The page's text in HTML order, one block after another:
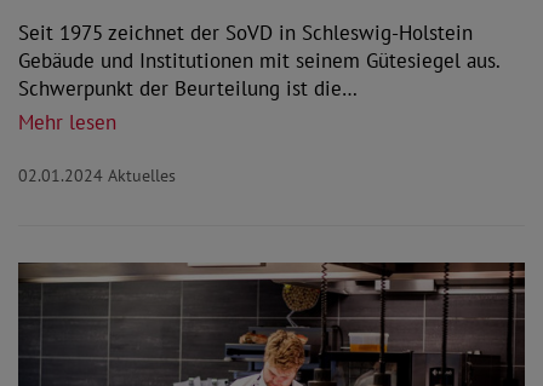
Seit 1975 zeichnet der SoVD in Schleswig-Holstein
Gebäude und Institutionen mit seinem Gütesiegel aus.
Schwerpunkt der Beurteilung ist die…
Mehr lesen
02.01.2024 Aktuelles